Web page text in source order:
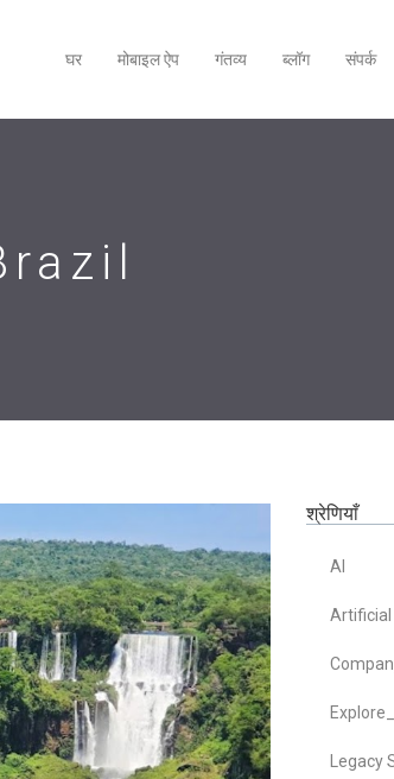
घर मोबाइल ऐप गंतव्य ब्लॉग संपर्क
श्रेणियाँ
AI
Artificial
Legacy